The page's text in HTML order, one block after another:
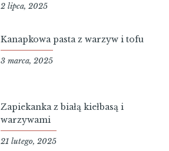
2 lipca, 2025
Kanapkowa pasta z warzyw i tofu
3 marca, 2025
Zapiekanka z białą kiełbasą i
warzywami
21 lutego, 2025